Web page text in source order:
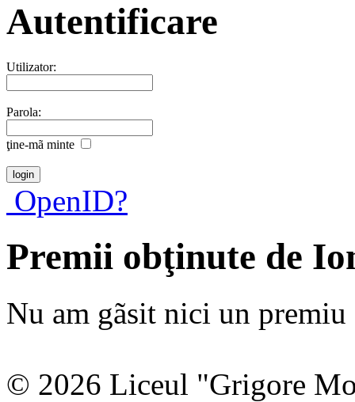
Autentificare
Utilizator:
Parola:
ţine-mã minte
OpenID?
Premii obţinute de
Nu am gãsit nici un premiu
© 2026 Liceul "Grigore